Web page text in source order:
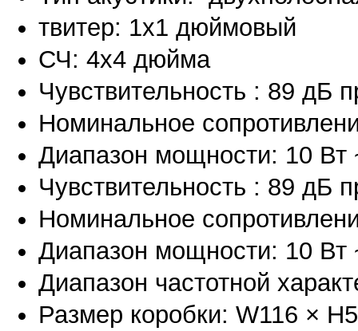
твитер: 1x1 дюймовый
СЧ: 4x4 дюйма
Чувствительность : 89 дБ
Номинальное
Диапазон мощности: 10 Вт
Чувствительность : 89 дБ
Номинальное
Диапазон мощности: 10 Вт
Диапазон частотной
Размер коробки: W116 ×